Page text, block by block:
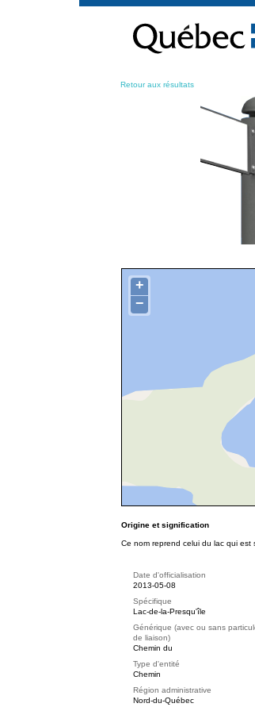
contenu
Retour aux résultats
+
−
Origine et signification
Ce nom reprend celui du lac qui est
Date d'officialisation
2013-05-08
Spécifique
Lac-de-la-Presqu'île
Générique (avec ou sans
de liaison)
Chemin du
Type d'entité
Chemin
Région administrative
Nord-du-Québec